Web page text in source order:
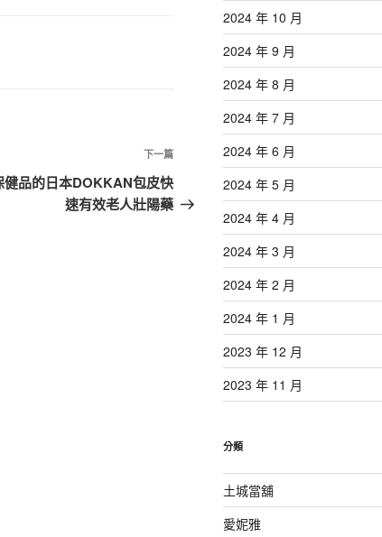
下
一
篇
下一篇
健品的日本DOKKAN包皮快
速有效老人壯陽藥
2024 年 10 月
2024 年 9 月
2024 年 8 月
2024 年 7 月
2024 年 6 月
2024 年 5 月
2024 年 4 月
2024 年 3 月
2024 年 2 月
2024 年 1 月
2023 年 12 月
2023 年 11 月
分類
土城當舖
愛妮雅